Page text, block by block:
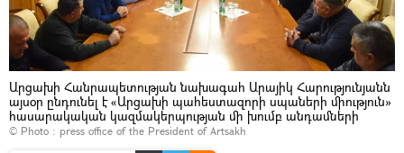
Արցախի Հանրապետության նախագահ Արայիկ Հարությունյանն
այսօր ընդունել է «Արցախի պահեստազորի սպաների միություն»
հասարակական կազմակերպության մի խումբ անդամների
© Photo : press office of the President of Artsakh